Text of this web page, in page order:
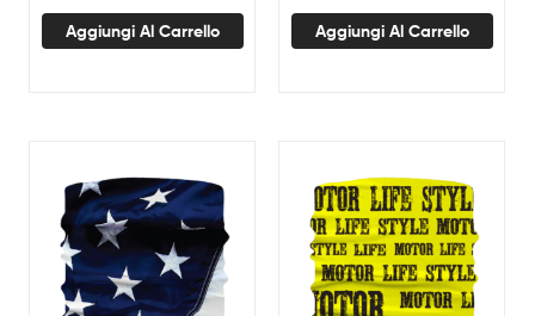
Aggiungi Al Carrello Aggiungi Al Carrello